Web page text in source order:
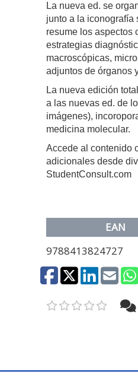
La nueva ed. se
junto a la iconografía
resume los aspectos
estrategias
macroscópicas,
adjuntos de órganos
La nueva edición
a las nuevas ed. de
imágenes),
medicina molecular.
Accede al contenido
adicionales desde
StudentConsult.com
EAN
9788413824727